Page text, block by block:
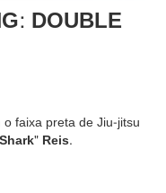
DOUBLE
faixa preta de Jiu-jitsu
Reis.